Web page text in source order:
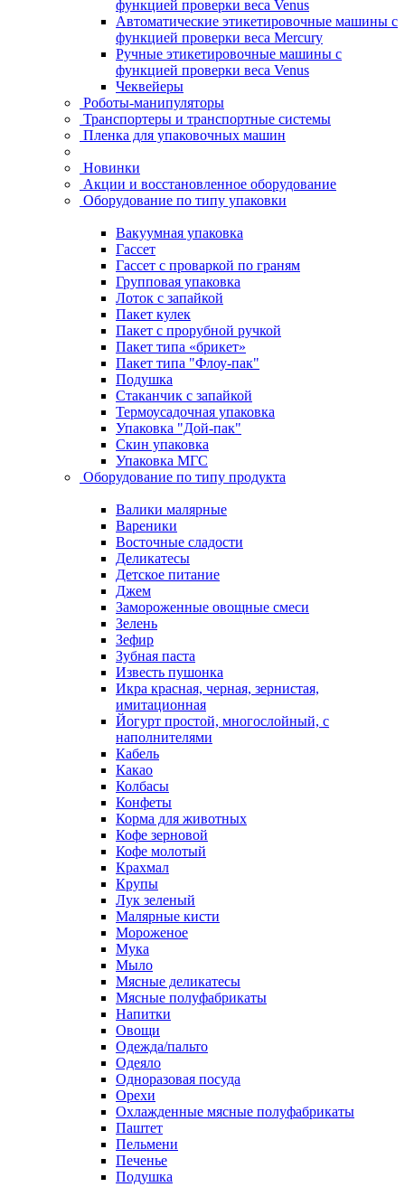
функцией проверки веса Venus
Автоматические этикетировочные машины с
функцией проверки веса Mercury
Ручные этикетировочные машины с
функцией проверки веса Venus
Чеквейеры
Роботы-манипуляторы
Транспортеры и транспортные системы
Пленка для упаковочных машин
Новинки
Акции и восстановленное оборудование
Оборудование по типу упаковки
Вакуумная упаковка
Гассет
Гассет с проваркой по граням
Групповая упаковка
Лоток с запайкой
Пакет кулек
Пакет с прорубной ручкой
Пакет типа «брикет»
Пакет типа "Флоу-пак"
Подушка
Стаканчик с запайкой
Термоусадочная упаковка
Упаковка "Дой-пак"
Скин упаковка
Упаковка МГС
Оборудование по типу продукта
Валики малярные
Вареники
Восточные сладости
Деликатесы
Детское питание
Джем
Замороженные овощные смеси
Зелень
Зефир
Зубная паста
Известь пушонка
Икра красная, черная, зернистая,
имитационная
Йогурт простой, многослойный, с
наполнителями
Кабель
Какао
Колбасы
Конфеты
Корма для животных
Кофе зерновой
Кофе молотый
Крахмал
Крупы
Лук зеленый
Малярные кисти
Мороженое
Мука
Мыло
Мясные деликатесы
Мясные полуфабрикаты
Напитки
Овощи
Одежда/пальто
Одеяло
Одноразовая посуда
Орехи
Охлажденные мясные полуфабрикаты
Паштет
Пельмени
Печенье
Подушка